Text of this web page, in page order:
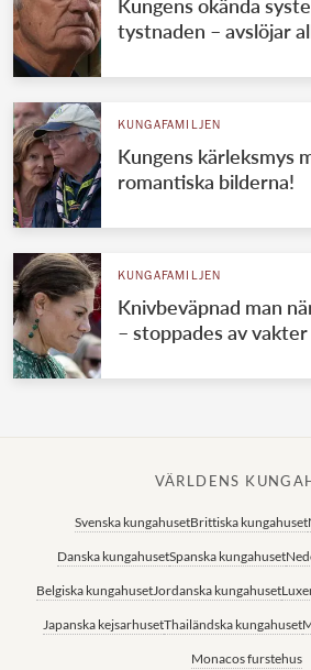
Kungens okända
tystnaden – avslöjar
KUNGAFAMILJEN
Kungens kärleksmys
romantiska bilderna!
KUNGAFAMILJEN
Knivbeväpnad man
– stoppades av vakter
VÄRLDENS
Svenska kungahusetBrittiska kungahuset
Danska kungahusetSpanska kungahuset
Belgiska kungahusetJordanska kungahuset
Japanska kejsarhusetThailändska kungahuset
Monacos furstehus